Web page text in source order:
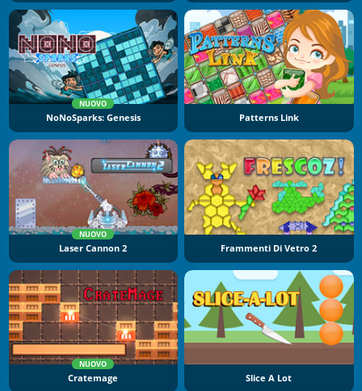
NUOVO
NoNoSparks: Genesis Patterns Link
NUOVO
Laser Cannon 2 Frammenti Di Vetro 2
NUOVO
Cratemage Slice A Lot